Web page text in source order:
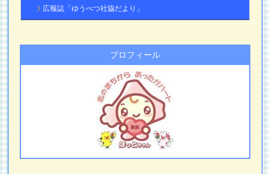
広報誌「ゆうべつ社協だより」
プロフィール